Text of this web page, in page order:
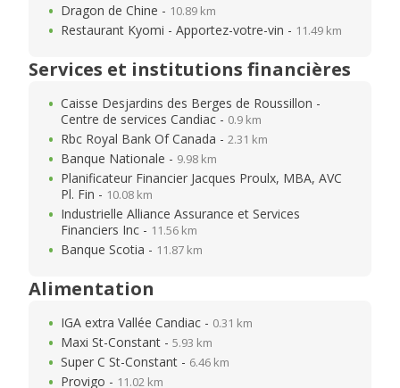
Dragon de Chine - 10.89 km
Restaurant Kyomi - Apportez-votre-vin - 11.49 km
Services et institutions financières
Caisse Desjardins des Berges de Roussillon -
Centre de services Candiac - 0.9 km
Rbc Royal Bank Of Canada - 2.31 km
Banque Nationale - 9.98 km
Planificateur Financier Jacques Proulx, MBA, AVC
Pl. Fin - 10.08 km
Industrielle Alliance Assurance et Services
Financiers Inc - 11.56 km
Banque Scotia - 11.87 km
Alimentation
IGA extra Vallée Candiac - 0.31 km
Maxi St-Constant - 5.93 km
Super C St-Constant - 6.46 km
Provigo - 11.02 km